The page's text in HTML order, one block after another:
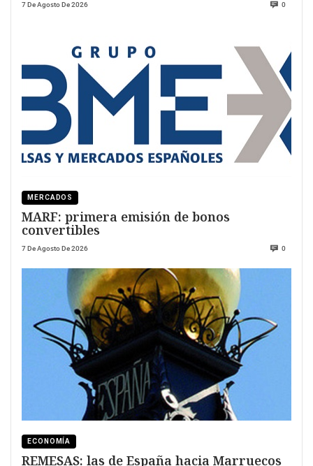
7 De Agosto De 2026 0
MERCADOS
MARF: primera emisión de bonos
convertibles
7 De Agosto De 2026 0
ECONOMÍA
REMESAS: las de España hacia Marruecos